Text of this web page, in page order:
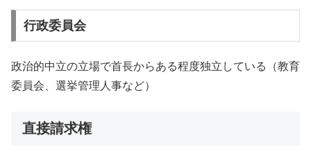
行政委員会
政治的中立の立場で首長からある程度独立している（教育
委員会、選挙管理人事など）
直接請求権